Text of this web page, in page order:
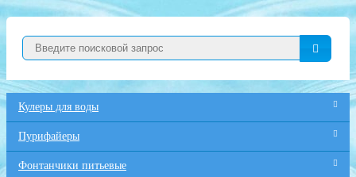
Кулеры для воды
Пурифайеры
Фонтанчики питьевые